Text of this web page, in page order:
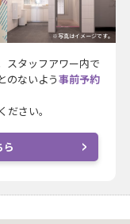
※写真はイメージです。
スタッフアワー内で
のないよう事前予約
さい。
ら